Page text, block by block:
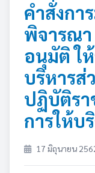
คำสั่งกา
พิจารณา
อนุมัติ ใ
บริหารส่
ปฏิบัติรา
การให้บ
17 มิถุนายน